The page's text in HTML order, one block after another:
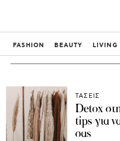
FASHION BEAUTY LIVING
ΤΑΣΕΙΣ
Detox
tips για
σας